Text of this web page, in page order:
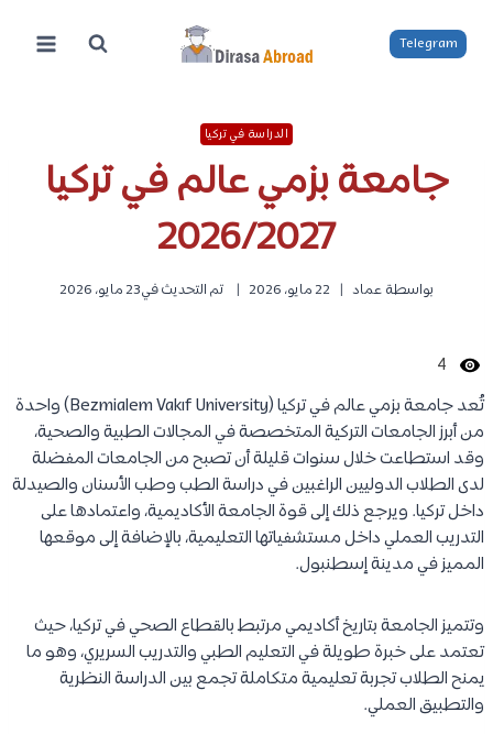
المحتوى
Telegram
الدراسة في تركيا
جامعة بزمي عالم في تركيا
2026/2027
بواسطة عماد 22 مايو، 2026 تم التحديث في23 مايو، 2026
4
تُعد جامعة بزمي عالم في تركيا (Bezmialem Vakıf University) واحدة
من أبرز الجامعات التركية المتخصصة في المجالات الطبية والصحية،
وقد استطاعت خلال سنوات قليلة أن تصبح من الجامعات المفضلة
لدى الطلاب الدوليين الراغبين في دراسة الطب وطب الأسنان والصيدلة
داخل تركيا. ويرجع ذلك إلى قوة الجامعة الأكاديمية، واعتمادها على
التدريب العملي داخل مستشفياتها التعليمية، بالإضافة إلى موقعها
المميز في مدينة إسطنبول.
وتتميز الجامعة بتاريخ أكاديمي مرتبط بالقطاع الصحي في تركيا، حيث
تعتمد على خبرة طويلة في التعليم الطبي والتدريب السريري، وهو ما
يمنح الطلاب تجربة تعليمية متكاملة تجمع بين الدراسة النظرية
والتطبيق العملي.